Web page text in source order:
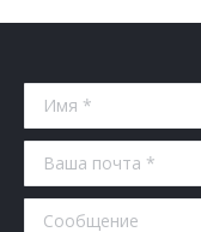
Имя *
Ваша почта *
Сообщение